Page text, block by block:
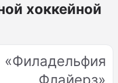
хоккейной
«Филадельфия